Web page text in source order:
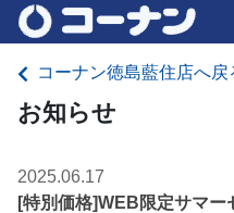
コーナン徳島藍住店へ戻
お知らせ
2025.06.17
[特別価格]WEB限定サマー